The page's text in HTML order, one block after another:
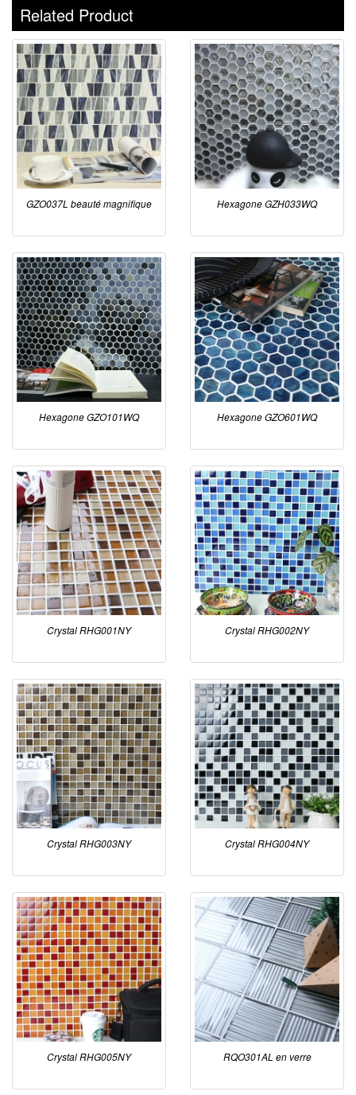
Related Product
GZO037L beauté magnifique Hexagone GZH033WQ
Hexagone GZO101WQ Hexagone GZO601WQ
Crystal RHG001NY Crystal RHG002NY
Crystal RHG003NY Crystal RHG004NY
Crystal RHG005NY RQO301AL en verre